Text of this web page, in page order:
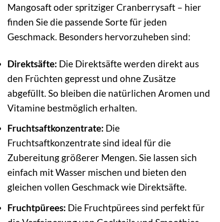
Mangosaft oder spritziger Cranberrysaft – hier
finden Sie die passende Sorte für jeden
Geschmack. Besonders hervorzuheben sind:
Direktsäfte: Die Direktsäfte werden direkt aus
den Früchten gepresst und ohne Zusätze
abgefüllt. So bleiben die natürlichen Aromen und
Vitamine bestmöglich erhalten.
Fruchtsaftkonzentrate: Die
Fruchtsaftkonzentrate sind ideal für die
Zubereitung größerer Mengen. Sie lassen sich
einfach mit Wasser mischen und bieten den
gleichen vollen Geschmack wie Direktsäfte.
Fruchtpürees: Die Fruchtpürees sind perfekt für